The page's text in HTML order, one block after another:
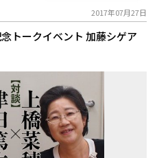
2017年07月27日
トークイベント 加藤シゲア